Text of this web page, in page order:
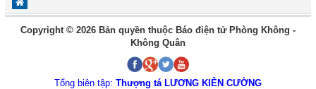
Copyright © 2026 Bản quyền thuộc Báo điện tử Phòng Không -
Không Quân
Tổng biên tập: Thượng tá LƯƠNG KIÊN CƯỜNG